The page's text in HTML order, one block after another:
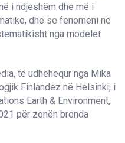
i ndjeshëm dhe më i
dhe se fenomeni në
nga modelet
të udhëhequr nga Mika
Finlandez në Helsinki, i
Earth & Environment,
për zonën brenda